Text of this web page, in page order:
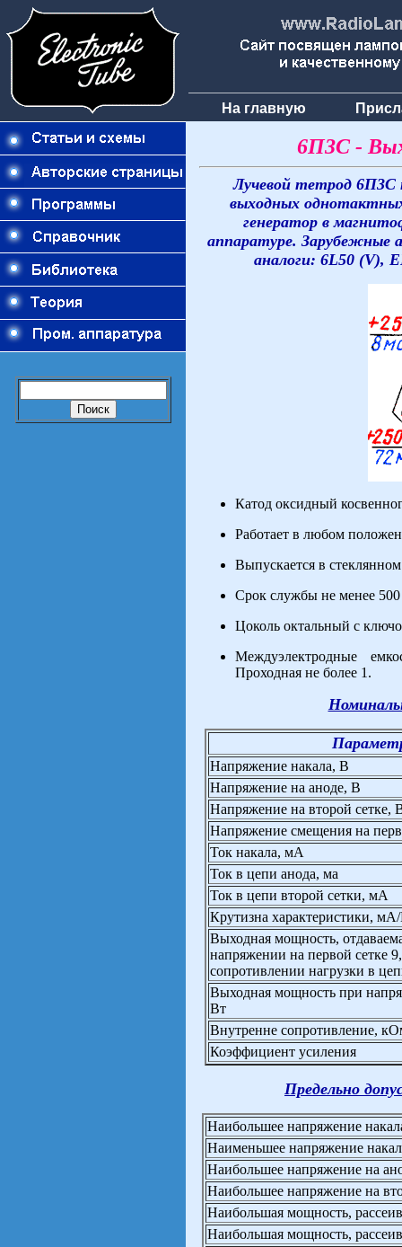
На главную
6П3С -
Лучевой тетрод 6П3С
выходных
генератор в
аппаратуре. Зарубежные
аналоги: 6L50 (V),
Катод оксидный
Работает в любом
Выпускается в
Срок службы не менее 500
Цоколь октальный с
Междуэлектродные
Проходная не более 1.
Напряжение накала, В
Напряжение на аноде, В
Напряжение на второй сетке,
Напряжение смещения на
Ток накала, мА
Ток в цепи анода, ма
Ток в цепи второй сетки, мА
Крутизна характеристики,
Выходная мощность,
напряжении на первой сетке
сопротивлении нагрузки в
Выходная мощность при
Вт
Внутренне сопротивление,
Коэффициент усиления
Предельно
Наибольшее напряжение
Наименьшее напряжение
Наибольшее напряжение на
Наибольшее напряжение на
Наибольшая мощность,
Наибольшая мощность,